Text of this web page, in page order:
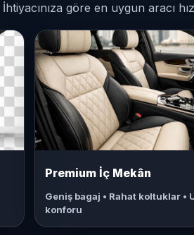
İhtiyacınıza göre en uygun aracı
Premium İç Mekân
Geniş bagaj • Rahat koltuklar •
konforu